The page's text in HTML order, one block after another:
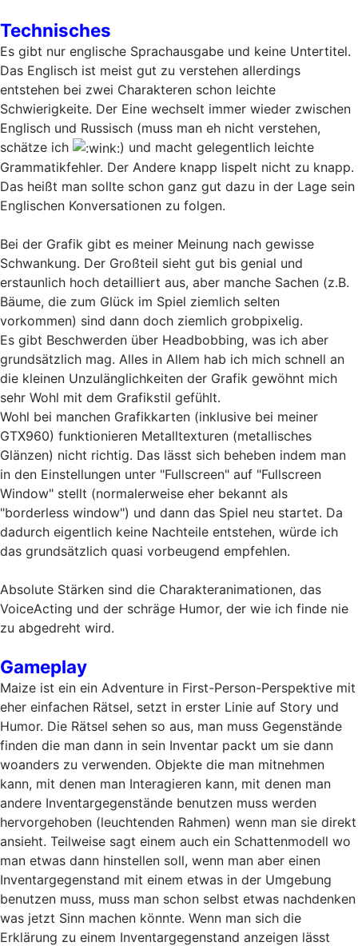
Technisches
Es gibt nur englische Sprachausgabe und keine Untertitel.
Das Englisch ist meist gut zu verstehen allerdings
entstehen bei zwei Charakteren schon leichte
Schwierigkeite. Der Eine wechselt immer wieder zwischen
Englisch und Russisch (muss man eh nicht verstehen,
schätze ich
) und macht gelegentlich leichte
Grammatikfehler. Der Andere knapp lispelt nicht zu knapp.
Das heißt man sollte schon ganz gut dazu in der Lage sein
Englischen Konversationen zu folgen.
Bei der Grafik gibt es meiner Meinung nach gewisse
Schwankung. Der Großteil sieht gut bis genial und
erstaunlich hoch detailliert aus, aber manche Sachen (z.B.
Bäume, die zum Glück im Spiel ziemlich selten
vorkommen) sind dann doch ziemlich grobpixelig.
Es gibt Beschwerden über Headbobbing, was ich aber
grundsätzlich mag. Alles in Allem hab ich mich schnell an
die kleinen Unzulänglichkeiten der Grafik gewöhnt mich
sehr Wohl mit dem Grafikstil gefühlt.
Wohl bei manchen Grafikkarten (inklusive bei meiner
GTX960) funktionieren Metalltexturen (metallisches
Glänzen) nicht richtig. Das lässt sich beheben indem man
in den Einstellungen unter "Fullscreen" auf "Fullscreen
Window" stellt (normalerweise eher bekannt als
"borderless window") und dann das Spiel neu startet. Da
dadurch eigentlich keine Nachteile entstehen, würde ich
das grundsätzlich quasi vorbeugend empfehlen.
Absolute Stärken sind die Charakteranimationen, das
VoiceActing und der schräge Humor, der wie ich finde nie
zu abgedreht wird.
Gameplay
Maize ist ein ein Adventure in First-Person-Perspektive mit
eher einfachen Rätsel, setzt in erster Linie auf Story und
Humor. Die Rätsel sehen so aus, man muss Gegenstände
finden die man dann in sein Inventar packt um sie dann
woanders zu verwenden. Objekte die man mitnehmen
kann, mit denen man Interagieren kann, mit denen man
andere Inventargegenstände benutzen muss werden
hervorgehoben (leuchtenden Rahmen) wenn man sie direkt
ansieht. Teilweise sagt einem auch ein Schattenmodell wo
man etwas dann hinstellen soll, wenn man aber einen
Inventargegenstand mit einem etwas in der Umgebung
benutzen muss, muss man schon selbst etwas nachdenken
was jetzt Sinn machen könnte. Wenn man sich die
Erklärung zu einem Inventargegenstand anzeigen lässt